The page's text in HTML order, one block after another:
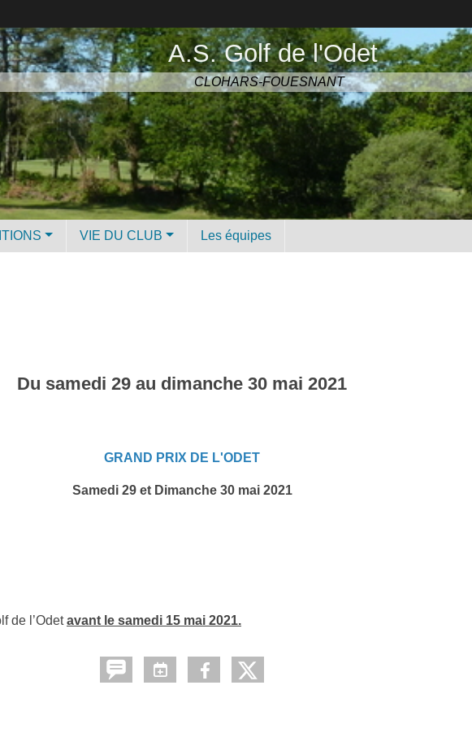
A.S. Golf de l'Odet
CLOHARS-FOUESNANT
VIE DU CLUB Les équipes
Du samedi 29 au dimanche 30 mai 2021
GRAND PRIX DE L'ODET
Samedi 29 et Dimanche 30 mai 2021
de l’Odetavant le samedi 15 mai 2021.